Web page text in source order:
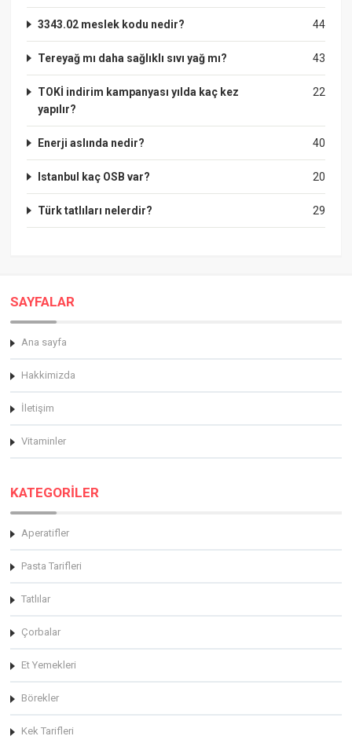
44
3343.02 meslek kodu nedir?
43
Tereyağ mı daha sağlıklı sıvı yağ mı?
22
TOKİ indirim kampanyası yılda kaç kez
yapılır?
40
Enerji aslında nedir?
20
Istanbul kaç OSB var?
29
Türk tatlıları nelerdir?
SAYFALAR
Ana sayfa
Hakkimizda
İletişim
Vitaminler
KATEGORİLER
Aperatifler
Pasta Tarifleri
Tatlılar
Çorbalar
Et Yemekleri
Börekler
Kek Tarifleri